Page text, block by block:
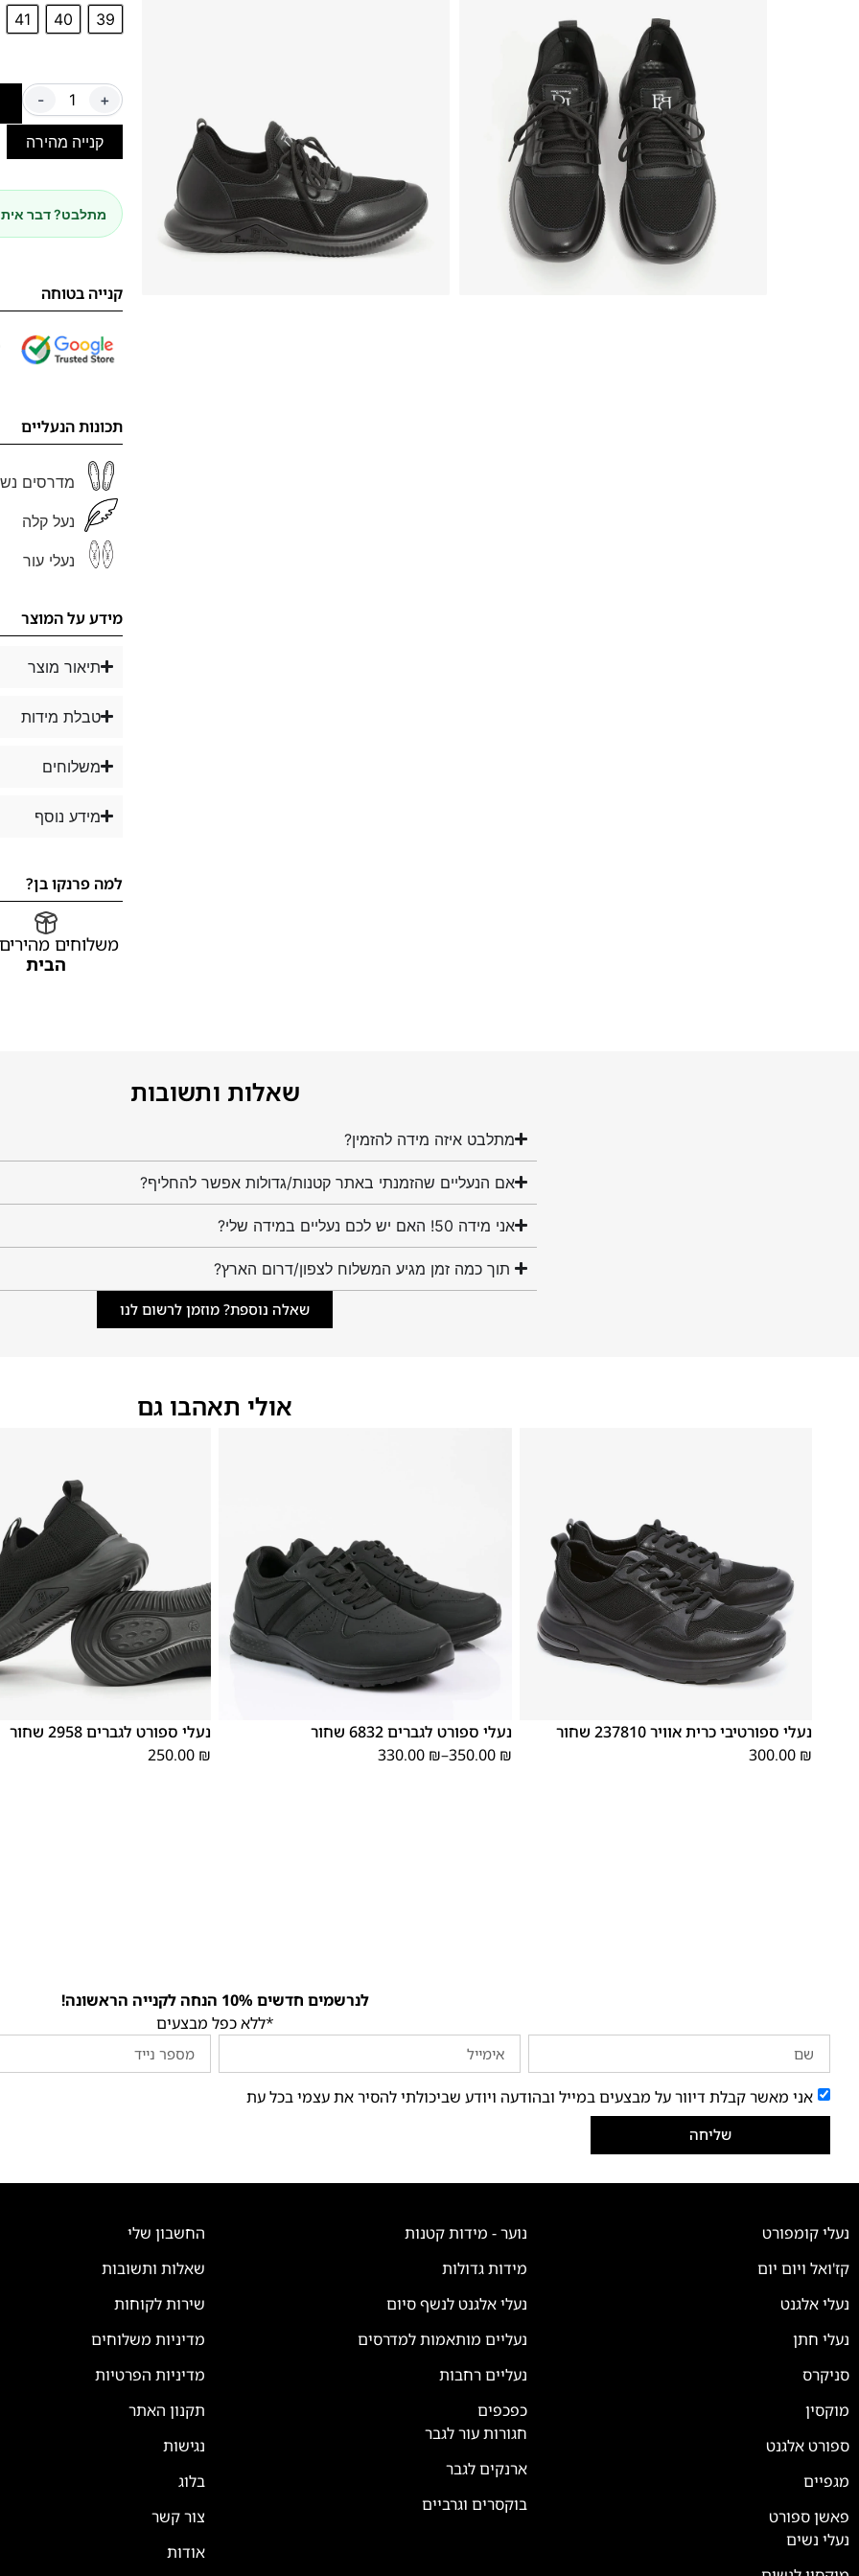
39
40
41
- +
קנייה מהירה
מתלבט? דבר
קנייה בטוחה
תכונות הנעליים
מדרסים
נעל קלה
נעלי עור
מידע על המוצר
תיאור מוצר
טבלת מידות
משלוחים
מידע נוסף
למה פרנקו בן?
משלוחים
הבית
שאלות ותשובות
מתלבט איזה מידה להזמין?
אם הנעליים שהזמנתי באתר קטנות/גדולות אפשר להחליף?
אני מידה 50! האם יש לכם נעליים במידה שלי?
תוך כמה זמן מגיע המשלוח לצפון/דרום הארץ?
שאלה נוספת? מוזמן לרשום לנו
אולי תאהבו גם
נעלי ספורטיבי כרית אוויר 237810 שחור
300.00 ₪
נעלי ספורט לגברים 6832 שחור
330.00 ₪–350.00 ₪
נעלי ספורט לגברים 2958 שחור
250.00 ₪
לנרשמים חדשים 10% הנחה לקנייה הראשונה!
*ללא כפל מבצעים
אני מאשר קבלת דיוור על מבצעים במייל ובהודעה ויודע שביכולתי להסיר את עצמי בכל עת
שליחה
נעלי קומפורט
קז'ואל ויום יום
נעלי אלגנט
נעלי חתן
סניקרס
מוקסין
ספורט אלגנט
מגפיים
פאשן ספורט
נעלי נשים
נוער - מידות קטנות
מידות גדולות
נעלי אלגנט לנשף סיום
נעליים מותאמות למדרסים
נעליים רחבות
כפכפים
חגורות עור לגבר
ארנקים לגבר
בוקסרים וגרביים
החשבון שלי
שאלות ותשובות
שירות לקוחות
מדיניות משלוחים
מדיניות הפרטיות
תקנון האתר
נגישות
בלוג
צור קשר
אודות
💬